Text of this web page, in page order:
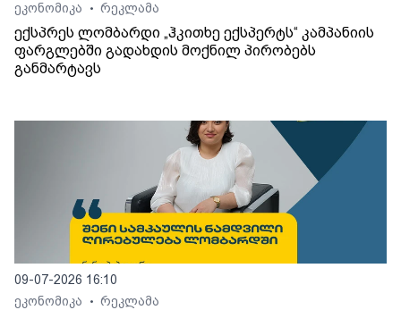
ეკონომიკა
• რეკლამა
ექსპრეს ლომბარდი „ჰკითხე ექსპერტს“ კამპანიის
ფარგლებში გადახდის მოქნილ პირობებს
განმარტავს
09-07-2026 16:10
ეკონომიკა
• რეკლამა